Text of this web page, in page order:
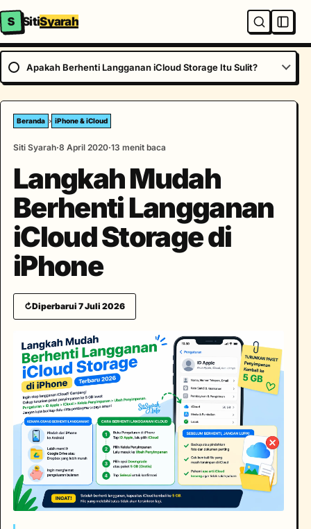
S SitiSyarah
Apakah Berhenti Langganan iCloud Storage Itu Sulit?
Beranda › iPhone & iCloud
Siti Syarah 8 April 2020 13 menit baca
Langkah Mudah
Berhenti Langganan
iCloud Storage di
iPhone
↻Diperbarui 7 Juli 2026